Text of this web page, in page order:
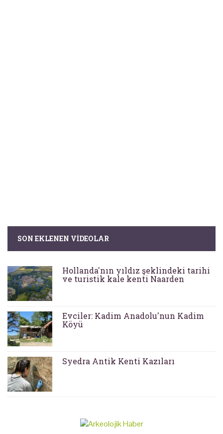
SON EKLENEN VIDEOLAR
Hollanda'nın yıldız şeklindeki tarihi
ve turistik kale kenti Naarden
Evciler: Kadim Anadolu'nun Kadim
Köyü
Syedra Antik Kenti Kazıları